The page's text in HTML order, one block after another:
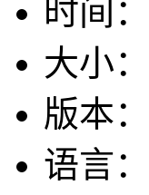
时间：
大小：
版本：
语言：